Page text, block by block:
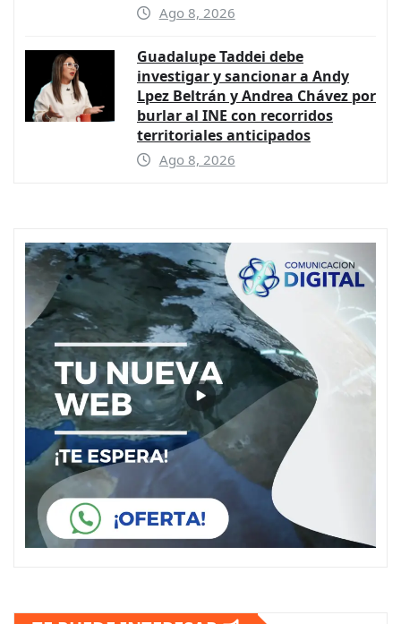
Ago 8, 2026
Guadalupe Taddei debe
investigar y sancionar a Andy
Lpez Beltrán y Andrea Chávez por
burlar al INE con recorridos
territoriales anticipados
Ago 8, 2026